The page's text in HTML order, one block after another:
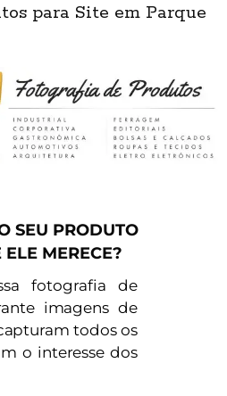
para Site em Parque
SEU PRODUTO
MERECE?
fotografia de
imagens de
todos os
o interesse dos